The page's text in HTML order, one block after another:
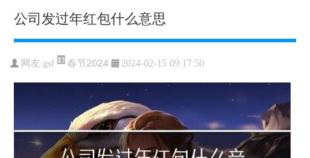
公司发过年红包什么意思
网友:gsf 春节2024 2024-02-15 09:17:50